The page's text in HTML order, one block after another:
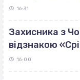
16:31
Захисника з
відзнакою
16:00